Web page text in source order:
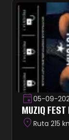
05-09-
MUZIQ
Ruta 215